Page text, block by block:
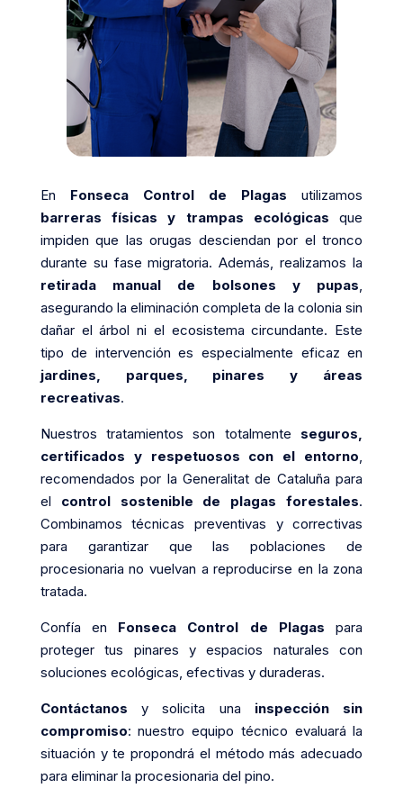
En Fonseca Control de Plagas utilizamos
barreras físicas y trampas ecológicas que
impiden que las orugas desciendan por el tronco
durante su fase migratoria. Además, realizamos la
retirada manual de bolsones y pupas
asegurando la eliminación completa de la colonia sin
dañar el árbol ni el ecosistema circundante. Este
tipo de intervención es especialmente eficaz en
jardines, parques, pinares y áreas
recreativas.
Nuestros tratamientos son totalmente seguros,
certificados y respetuosos con el entorno
recomendados por la Generalitat de Cataluña para
el control sostenible de plagas forestales.
Combinamos técnicas preventivas y correctivas
para garantizar que las poblaciones de
procesionaria no vuelvan a reproducirse en la zona
tratada.
Confía en Fonseca Control de Plagas para
proteger tus pinares y espacios naturales con
soluciones ecológicas, efectivas y duraderas.
Contáctanos y solicita una inspección sin
compromiso: nuestro equipo técnico evaluará la
situación y te propondrá el método más adecuado
para eliminar la procesionaria del pino.